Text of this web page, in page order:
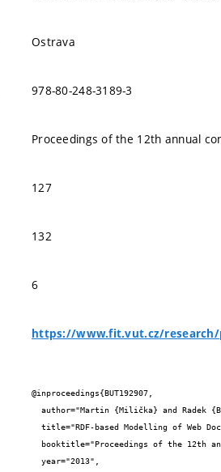
Ostrava
978-80-248-3189-3
Proceedings of the 12th annual
127
132
6
https://www.fit.vut.cz/
@inproceedings{BUT192907,